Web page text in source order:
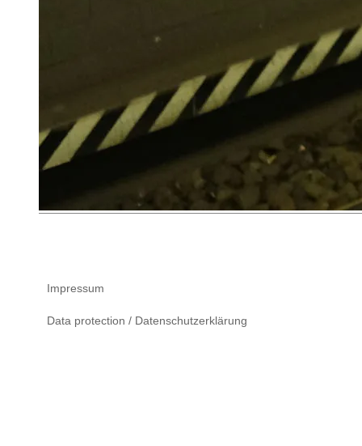
Impressum
Data protection / Datenschutzerklärung